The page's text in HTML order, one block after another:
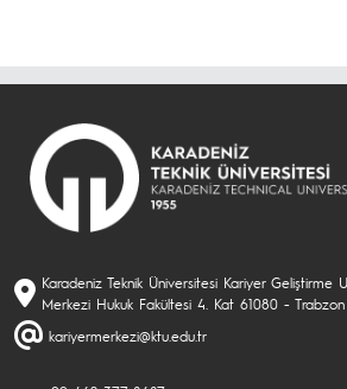
Karadeniz Teknik Üniversitesi Kariyer Geliştirme
Merkezi Hukuk Fakültesi 4. Kat 61080 - Trabzon
kariyermerkezi@ktu.edu.tr